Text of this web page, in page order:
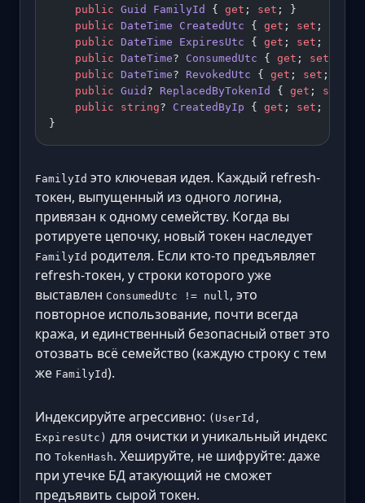
    public
Guid FamilyId { get ; set ;
    public
DateTime CreatedUtc { get ; set ; }
    public
DateTime ExpiresUtc { get ; set ; }
    public
DateTime? ConsumedUtc { get ; set
    public
DateTime? RevokedUtc { get ; set ; }
    public
Guid ? ReplacedByTokenId { get ; set
    public
string? CreatedByIp { get ; set ; }
}
FamilyId это ключевая идея. Каждый refresh-
токен, выпущенный из одного логина,
привязан к одному семейству. Когда вы
ротируете цепочку, новый токен наследует
FamilyId родителя. Если кто-то предъявляет
refresh-токен, у строки которого уже
выставлен ConsumedUtc != null , это
повторное использование, почти всегда
кража, и единственный безопасный ответ это
отозвать всё семейство (каждую строку с тем
же FamilyId).
Индексируйте агрессивно: (UserId,
ExpiresUtc) для очистки и уникальный индекс
по TokenHash. Хешируйте, не шифруйте: даже
при утечке БД атакующий не сможет
предъявить сырой токен.